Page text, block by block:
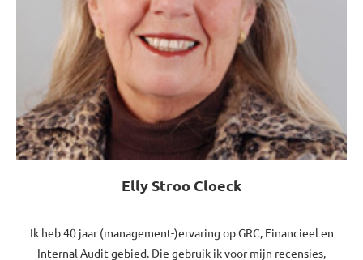
Elly Stroo Cloeck
Ik heb 40 jaar (management-)ervaring op GRC, Financieel en
Internal Audit gebied. Die gebruik ik voor mijn recensies,